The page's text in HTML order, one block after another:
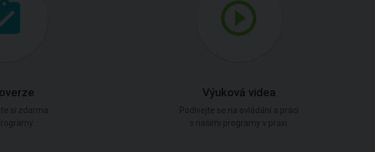
Výuková videa